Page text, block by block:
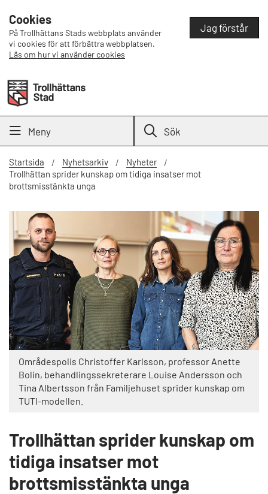
Cookies
På Trollhättans Stads webbplats använder
vi cookies för att förbättra webbplatsen.
Läs om hur vi använder cookies
Jag förstår
Meny Sök
Startsida Nyhetsarkiv
Nyheter
Trollhättan sprider kunskap om tidiga insatser mot
brottsmisstänkta unga
Områdespolis Christoffer Karlsson, professor Anette
Bolin, behandlingssekreterare Louise Andersson och
Tina Albertsson från Familjehuset sprider kunskap om
TUTI-modellen.
Trollhättan sprider kunskap om
tidiga insatser mot
brottsmisstänkta unga